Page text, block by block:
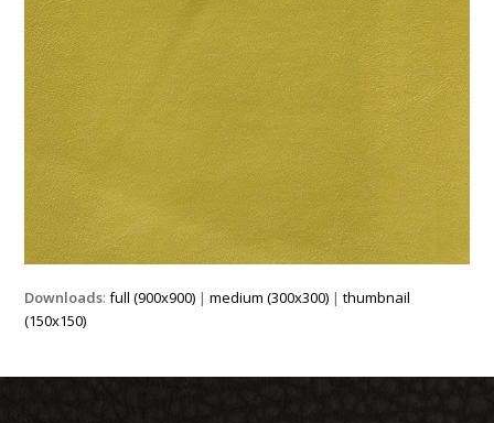
Downloads:full (900x900) |medium (300x300) |thumbnail
(150x150)